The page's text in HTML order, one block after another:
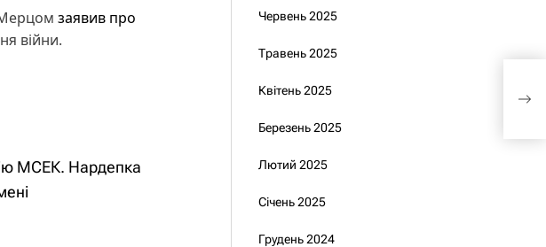
Мерцом заявив про
війни.
МСЕК. Нардепка
Червень 2025
Травень 2025
Квітень 2025
Березень 2025
Лютий 2025
Січень 2025
Грудень 2024